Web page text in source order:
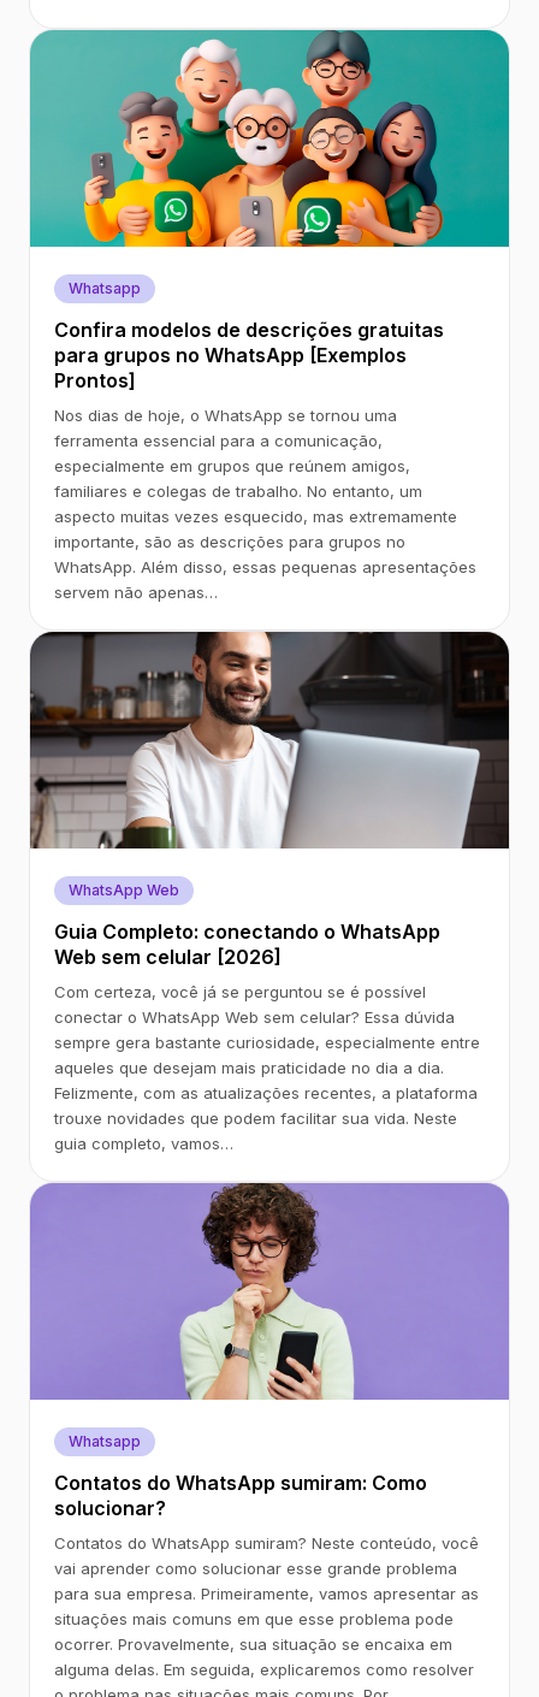
Whatsapp
Confira modelos de descrições gratuitas
para grupos no WhatsApp [Exemplos
Prontos]
Nos dias de hoje, o WhatsApp se tornou uma
ferramenta essencial para a comunicação,
especialmente em grupos que reúnem amigos,
familiares e colegas de trabalho. No entanto, um
aspecto muitas vezes esquecido, mas extremamente
importante, são as descrições para grupos no
WhatsApp. Além disso, essas pequenas apresentações
servem não apenas…
WhatsApp Web
Guia Completo: conectando o WhatsApp
Web sem celular [2026]
Com certeza, você já se perguntou se é possível
conectar o WhatsApp Web sem celular? Essa dúvida
sempre gera bastante curiosidade, especialmente entre
aqueles que desejam mais praticidade no dia a dia.
Felizmente, com as atualizações recentes, a plataforma
trouxe novidades que podem facilitar sua vida. Neste
guia completo, vamos…
Whatsapp
Contatos do WhatsApp sumiram: Como
solucionar?
Contatos do WhatsApp sumiram? Neste conteúdo, você
vai aprender como solucionar esse grande problema
para sua empresa. Primeiramente, vamos apresentar as
situações mais comuns em que esse problema pode
ocorrer. Provavelmente, sua situação se encaixa em
alguma delas. Em seguida, explicaremos como resolver